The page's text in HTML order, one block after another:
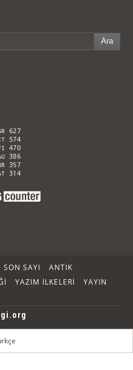
Ara
SON SAYI
ANTIK
YAZIM İLKELERI
YAYIN